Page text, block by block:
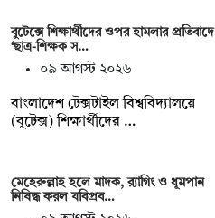
বুটেক্সে শিক্ষার্থীদের ওপর হামলার প্রতিবাদে
‘ছাত্র-শিক্ষক স…
০৯ আগস্ট ২০২৬
বাংলাদেশ টেক্সটাইল বিশ্ববিদ্যালয়ে
(বুটেক্স) শিক্ষার্থীদের …
মেহেরুল্লাহ হলে মাদক, র‍্যাগিং ও ধূমপান
নিষিদ্ধ করল যবিপ্রব…